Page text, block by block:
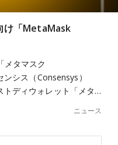
け「MetaMask
メタマスク
シス（Consensys）
トディウォレット「メタ…
ニュース